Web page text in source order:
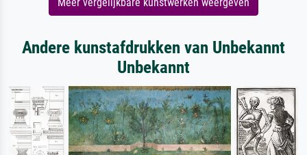
Andere kunstafdrukken van Unbekannt
Unbekannt